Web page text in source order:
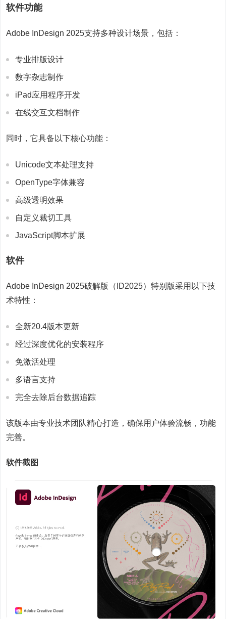
软件功能
Adobe InDesign 2025支持多种设计场景，包括：
专业排版设计
数字杂志制作
iPad应用程序开发
在线交互文档制作
同时，它具备以下核心功能：
Unicode文本处理支持
OpenType字体兼容
高级透明效果
自定义裁切工具
JavaScript脚本扩展
软件
Adobe InDesign 2025破解版（ID2025）特别版采用以下技
术特性：
全新20.4版本更新
经过深度优化的安装程序
免激活处理
多语言支持
完全去除后台数据追踪
该版本由专业技术团队精心打造，确保用户体验流畅，功能
完善。
软件截图